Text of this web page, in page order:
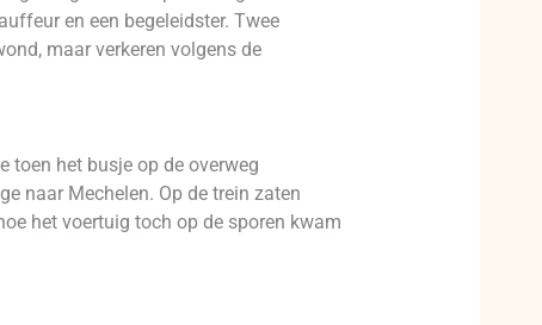
en een begeleidster. Twee
maar verkeren volgens de
toen het busje op de overweg
naar Mechelen. Op de trein zaten
het voertuig toch op de sporen kwam